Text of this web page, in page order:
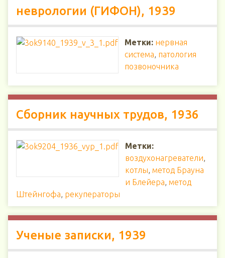
неврологии (ГИФОН), 1939
Метки: нервная
система, патология
позвоночника
Сборник научных трудов, 1936
Метки:
воздухонагреватели,
котлы, метод Брауна
и Блейера, метод
Штейнгофа, рекуператоры
Ученые записки, 1939